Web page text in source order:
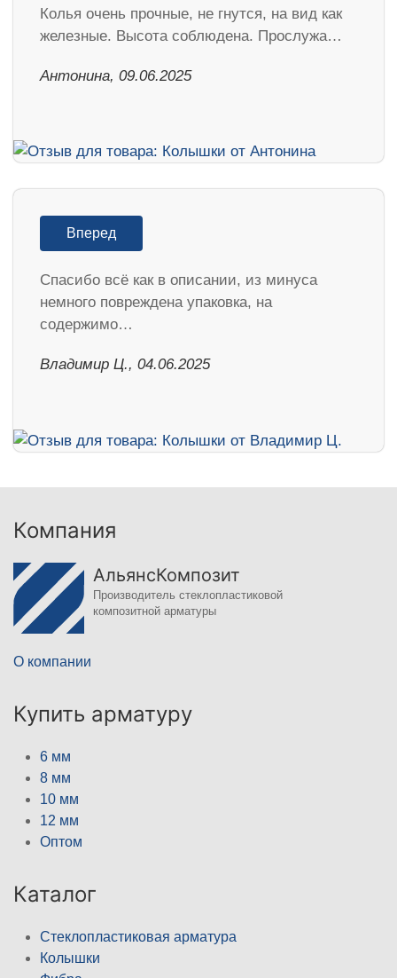
Колья очень прочные, не гнутся, на вид как
железные. Высота соблюдена. Прослужа…
Антонина, 09.06.2025
Вперед
Спасибо всё как в описании, из минуса
немного повреждена упаковка, на
содержимо…
Владимир Ц., 04.06.2025
Компания
АльянсКомпозит
Производитель стеклопластиковой
композитной арматуры
О компании
Купить арматуру
6 мм
8 мм
10 мм
12 мм
Оптом
Каталог
Стеклопластиковая арматура
Колышки